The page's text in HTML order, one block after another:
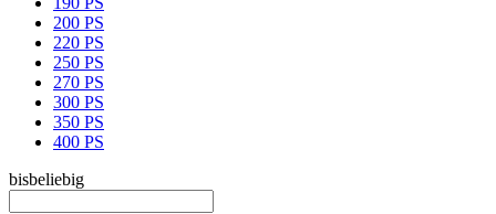
200 PS
220 PS
250 PS
270 PS
300 PS
350 PS
400 PS
bisbeliebig